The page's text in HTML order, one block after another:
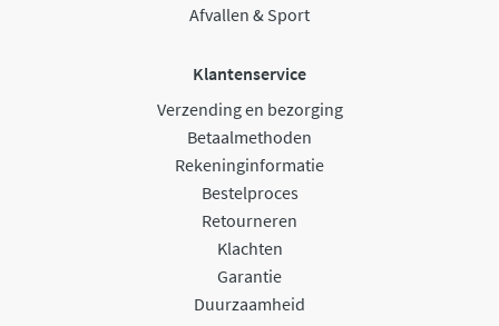
Afvallen & Sport
Klantenservice
Verzending en bezorging
Betaalmethoden
Rekeninginformatie
Bestelproces
Retourneren
Klachten
Garantie
Duurzaamheid